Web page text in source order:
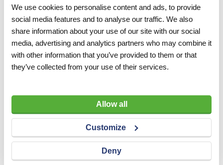
We use cookies to personalise content and ads, to provide
social media features and to analyse our traffic. We also
share information about your use of our site with our social
media, advertising and analytics partners who may combine it
with other information that you’ve provided to them or that
they’ve collected from your use of their services.
Allow all
Customize
Deny